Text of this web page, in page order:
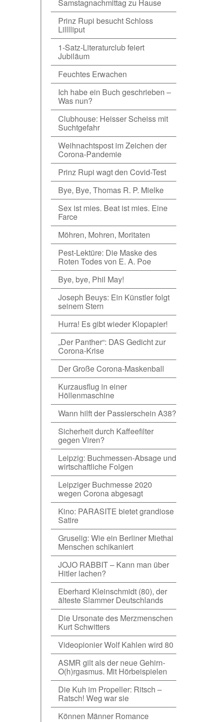
Samstagnachmittag zu Hause
Prinz Rupi besucht Schloss
Lilllliput
1-Satz-Literaturclub feiert
Jubiläum
Feuchtes Erwachen
Ich habe ein Buch geschrieben –
Was nun?
Clubhouse: Heisser Scheiss mit
Suchtgefahr
Weihnachtspost im Zeichen der
Corona-Pandemie
Prinz Rupi wagt den Covid-Test
Bye, Bye, Thomas R. P. Mielke
Sex ist mies. Beat ist mies. Eine
Farce
Möhren, Mohren, Moritaten
Pest-Lektüre: Die Maske des
Roten Todes von E. A. Poe
Bye, bye, Phil May!
Joseph Beuys: Ein Künstler folgt
seinem Stern
Hurra! Es gibt wieder Klopapier!
„Der Panther“: DAS Gedicht zur
Corona-Krise
Der Große Corona-Maskenball
Kurzausflug in einer
Höllenmaschine
Wann hilft der Passierschein A38?
Sicherheit durch Kaffeefilter
gegen Viren?
Leipzig: Buchmessen-Absage und
wirtschaftliche Folgen
Leipziger Buchmesse 2020
wegen Corona abgesagt
Kino: PARASITE bietet grandiose
Satire
Gruselig: Wie ein Berliner Miethai
Menschen schikaniert
JOJO RABBIT – Kann man über
Hitler lachen?
Eberhard Kleinschmidt (80), der
älteste Slammer Deutschlands
Die Ursonate des Merzmenschen
Kurt Schwitters
Videopionier Wolf Kahlen wird 80
ASMR gilt als der neue Gehirn-
O(h)rgasmus. Mit Hörbeispielen
Die Kuh im Propeller: Ritsch –
Ratsch! Weg war sie
Können Männer Romance